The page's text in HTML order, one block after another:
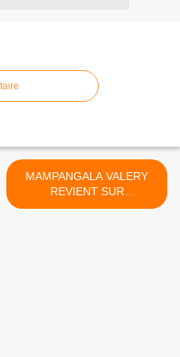
MAMPANGALA VALERY
REVIENT SUR
L’HISTORIQUE DE SUPER